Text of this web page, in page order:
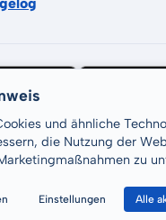
reserved © LCP
und ähnliche
die Nutzung der
zu
Einstellungen Alle